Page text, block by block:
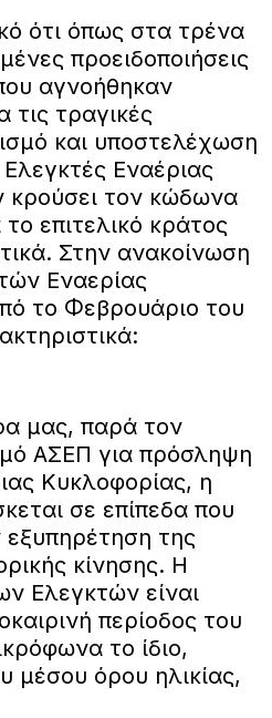
ότι όπως στα τρένα
προειδοποιήσεις
αγνοήθηκαν
τις τραγικές
και υποστελέχωση
Εναέριας
κρούσει τον κώδωνα
επιτελικό κράτος
Στην ανακοίνωση
Εναερίας
το Φεβρουάριο του
μας, παρά τον
ΑΣΕΠ για πρόσληψη
Κυκλοφορίας, η
σε επίπεδα που
εξυπηρέτηση της
κίνησης. Η
Ελεγκτών είναι
περίοδος του
το ίδιο,
μέσου όρου ηλικίας,